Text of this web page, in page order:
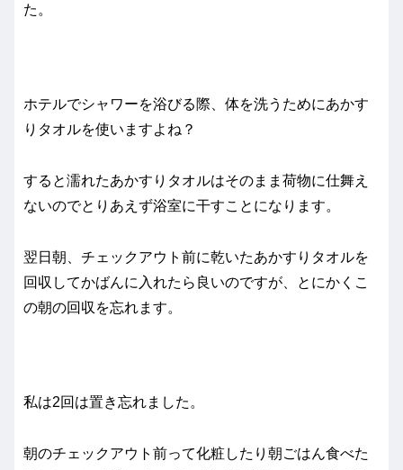
た。
ホテルでシャワーを浴びる際、体を洗うためにあかす
りタオルを使いますよね？
すると濡れたあかすりタオルはそのまま荷物に仕舞え
ないのでとりあえず浴室に干すことになります。
翌日朝、チェックアウト前に乾いたあかすりタオルを
回収してかばんに入れたら良いのですが、とにかくこ
の朝の回収を忘れます。
私は2回は置き忘れました。
朝のチェックアウト前って化粧したり朝ごはん食べた